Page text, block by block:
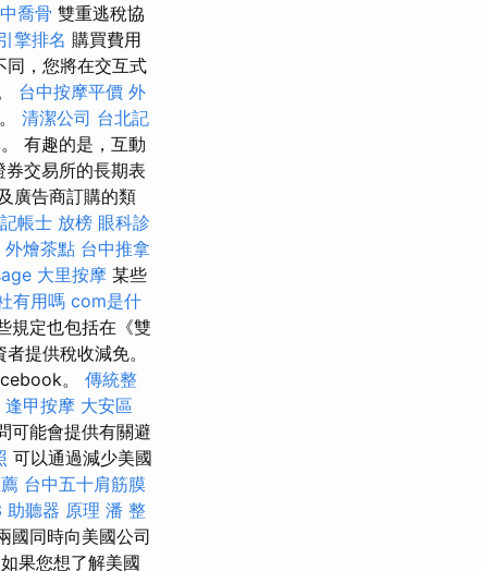
喬骨 雙重逃稅協
擎排名 購買費用
同，您將在交互式
台中按摩平價 外
清潔公司 台北記
有趣的是，互動
交易所的長期表
廣告商訂購的類
記帳士 放榜 眼科診
外燴茶點 台中推拿
大里按摩 某些
有用嗎 com是什
規定也包括在《雙
提供稅收減免。
。 傳統整
逢甲按摩 大安區
可能會提供有關避
可以通過減少美國
台中五十肩筋膜
助聽器 原理 潘 整
國同時向美國公司
果您想了解美國